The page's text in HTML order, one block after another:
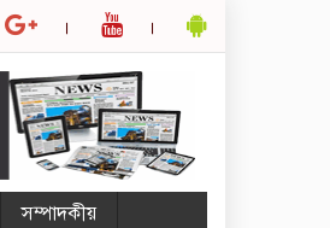
সম্পাদকীয়